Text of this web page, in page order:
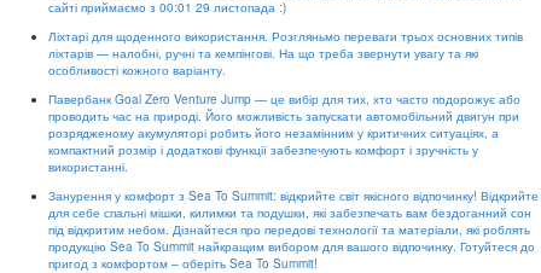
сайті приймаємо з 00:01 29 листопада :)
Ліхтарі для щоденного використання. Розгляньмо переваги трьох основних типів
ліхтарів — налобні, ручні та кемпінгові. На що треба звернути увагу та які
особливості кожного варіанту.
Павербанк Goal Zero Venture Jump — це вибір для тих, хто часто подорожує або
проводить час на природі. Його можливість запускати автомобільний двигун при
розрядженому акумуляторі робить його незамінним у критичних ситуаціях, а
компактний розмір і додаткові функції забезпечують комфорт і зручність у
використанні.
Занурення у комфорт з Sea To Summit: відкрийте світ якісного відпочинку! Відкрийте
для себе спальні мішки, килимки та подушки, які забезпечать вам бездоганний сон
під відкритим небом. Дізнайтеся про передові технології та матеріали, які роблять
продукцію Sea To Summit найкращим вибором для вашого відпочинку. Готуйтеся до
пригод з комфортом – оберіть Sea To Summit!